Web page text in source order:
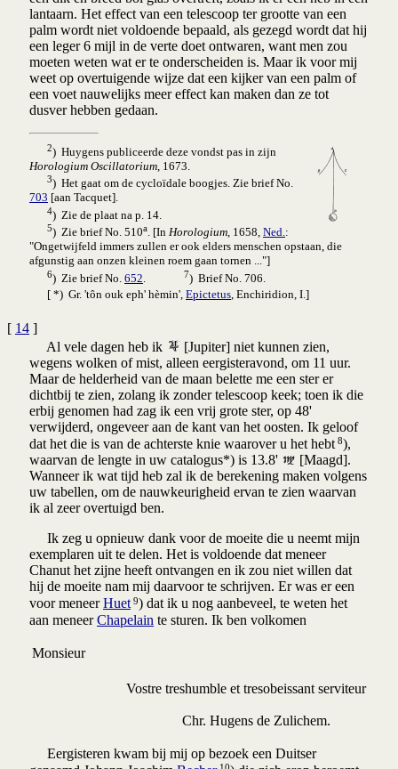
lantaarn. Het effect van een telescoop ter grootte van een
palm wordt niet voldoende bepaald, als gezegd wordt dat hij
een leger 6 mijl in de verte doet ontwaren, want men zou
moeten weten wat er te onderscheiden is. Maar ik voor mij
weet op overtuigende wijze dat een kijker van een palm of
een voet nauwelijks meer effect kan maken dan ze tot
dusver hebben gedaan.
2) Huygens publiceerde deze vondst pas in zijn
Horologium Oscillatorium , 1673.
3) Het gaat om de cycloïdale boogjes. Zie brief No.
703 [aan Tacquet].
4) Zie de plaat na p. 14.
5) Zie brief No. 510a. [In Horologium, 1658, Ned.:
"Ongetwijfeld immers zullen er ook elders menschen opstaan, die
afgunstig aan onzen kleinen roem gaan tornen ..."]
6) Zie brief No. 652 7) Brief No. 706.
[ *) Gr. 'tôn ouk eph' hèmin', Epictetus , Enchiridion, I.]
[ 14 ]
Al vele dagen heb ik
[Jupiter] niet kunnen zien,
wegens wolken of mist, alleen eergisteravond, om 11 uur.
Maar de helderheid van de maan belette me een ster er
dichtbij te zien, zolang ik zonder telescoop keek; toen ik die
erbij genomen had zag ik een vrij grote ster, op 48'
verwijderd, ongeveer aan de kant van het oosten. Ik geloof
dat het die is van de achterste knie waarover u het hebt 8),
waarvan de lengte in uw catalogus*) is 13.8'
[Maagd].
Wanneer ik wat tijd heb zal ik de berekening maken volgens
uw tabellen, om de nauwkeurigheid ervan te zien waarvan
ik al zeer overtuigd ben.
Ik zeg u opnieuw dank voor de moeite die u neemt mijn
exemplaren uit te delen. Het is voldoende dat meneer
Chanut het zijne heeft ontvangen en ik zou niet willen dat
hij de moeite nam mij daarvoor te schrijven. Er was er een
voor meneerHuet 9) dat ik u nog aanbeveel, te weten het
aan meneerChapelain te sturen. Ik ben volkomen
Monsieur
Vostre treshumble et tresobeissant serviteur
Chr. Hugens de Zulichem.
Eergisteren kwam bij mij op bezoek een Duitser